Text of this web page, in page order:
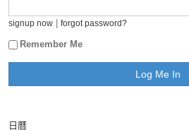
signup now forgot password?
Remember Me
日曆